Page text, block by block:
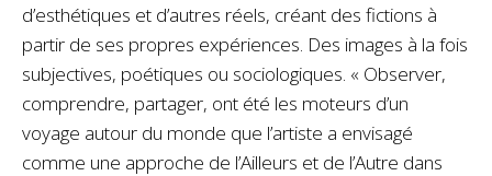
d’esthétiques et d’autres réels, créant des fictions à
partir de ses propres expériences. Des images à la fois
subjectives, poétiques ou sociologiques. « Observer,
comprendre, partager, ont été les moteurs d’un
voyage autour du monde que l’artiste a envisagé
comme une approche de l’Ailleurs et de l’Autre dans